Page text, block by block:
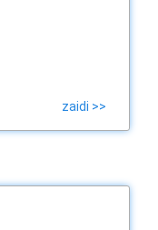
zaidi >>